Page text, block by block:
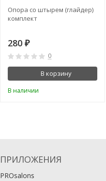
Опора со штырем (глайдер)
комплект
280 ₽
0
В корзину
В наличии
ПРИЛОЖЕНИЯ
PROsalons